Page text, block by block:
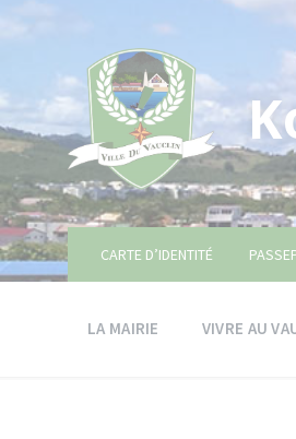
CARTE D’IDENTITÉ
LA MAIRIE VIVRE AU